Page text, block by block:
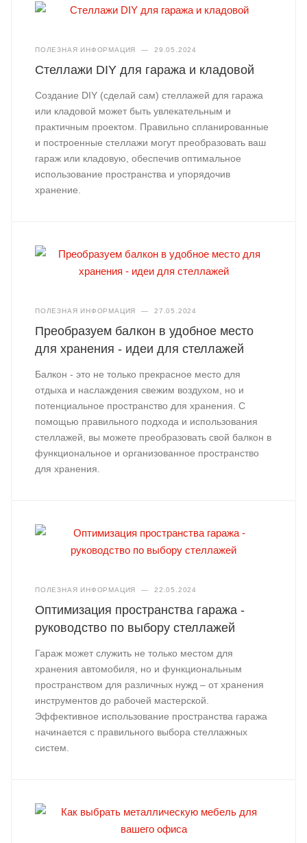
ПОЛЕЗНАЯ ИНФОРМАЦИЯ — 29.05.2024
Стеллажи DIY для гаража и кладовой
Создание DIY (сделай сам) стеллажей для гаража
или кладовой может быть увлекательным и
практичным проектом. Правильно спланированные
и построенные стеллажи могут преобразовать ваш
гараж или кладовую, обеспечив оптимальное
использование пространства и упорядочив
хранение.
ПОЛЕЗНАЯ ИНФОРМАЦИЯ — 27.05.2024
Преобразуем балкон в удобное место
для хранения - идеи для стеллажей
Балкон - это не только прекрасное место для
отдыха и наслаждения свежим воздухом, но и
потенциальное пространство для хранения. С
помощью правильного подхода и использования
стеллажей, вы можете преобразовать свой балкон в
функциональное и организованное пространство
для хранения.
ПОЛЕЗНАЯ ИНФОРМАЦИЯ — 22.05.2024
Оптимизация пространства гаража -
руководство по выбору стеллажей
Гараж может служить не только местом для
хранения автомобиля, но и функциональным
пространством для различных нужд – от хранения
инструментов до рабочей мастерской.
Эффективное использование пространства гаража
начинается с правильного выбора стеллажных
систем.